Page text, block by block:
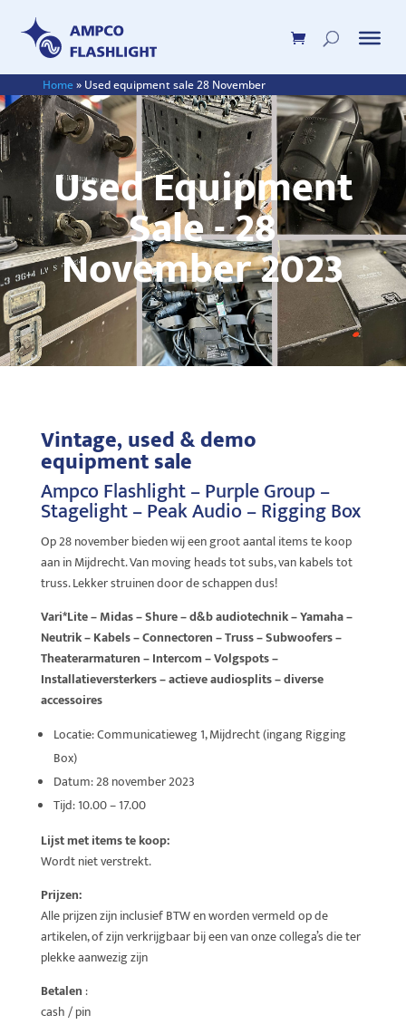
Home» Used equipment sale 28 November
Used Equipment
Sale - 28
November 2023
Vintage, used & demo
equipment sale
Ampco Flashlight – Purple Group –
Stagelight – Peak Audio – Rigging Box
Op 28 november bieden wij een groot aantal items te koop
aan in Mijdrecht. Van moving heads tot subs, van kabels tot
truss. Lekker struinen door de schappen dus!
Vari*Lite – Midas – Shure – d&b audiotechnik – Yamaha –
Neutrik – Kabels – Connectoren – Truss – Subwoofers –
Theaterarmaturen – Intercom – Volgspots –
Installatieversterkers – actieve audiosplits – diverse
accessoires
Locatie: Communicatieweg 1, Mijdrecht (ingang Rigging
Box)
Datum: 28 november 2023
Tijd: 10.00 – 17.00
Lijst met items te koop:
Wordt niet verstrekt.
Prijzen:
Alle prijzen zijn inclusief BTW en worden vermeld op de
artikelen, of zijn verkrijgbaar bij een van onze collega’s die ter
plekke aanwezig zijn
Betalen :
cash / pin